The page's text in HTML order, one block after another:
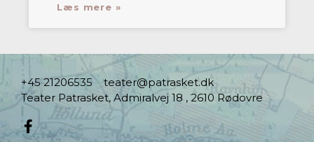
Læs mere »
+45 21206535
teater@patrasket.dk
Teater Patrasket, Admiralvej 18 , 2610 Rødovre